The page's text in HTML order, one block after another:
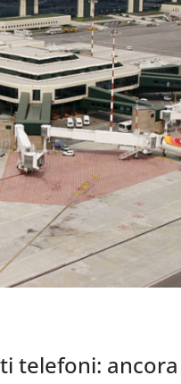
telefoni:
CRONACA
Le
botta”